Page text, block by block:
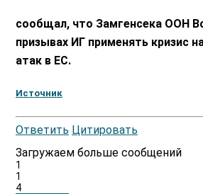
сообщал, что Замгенсека ООН
призывах ИГ применять кризис
атак в ЕС.
Источник
Ответить Цитировать
Загружаем больше сообщений
1
1
4